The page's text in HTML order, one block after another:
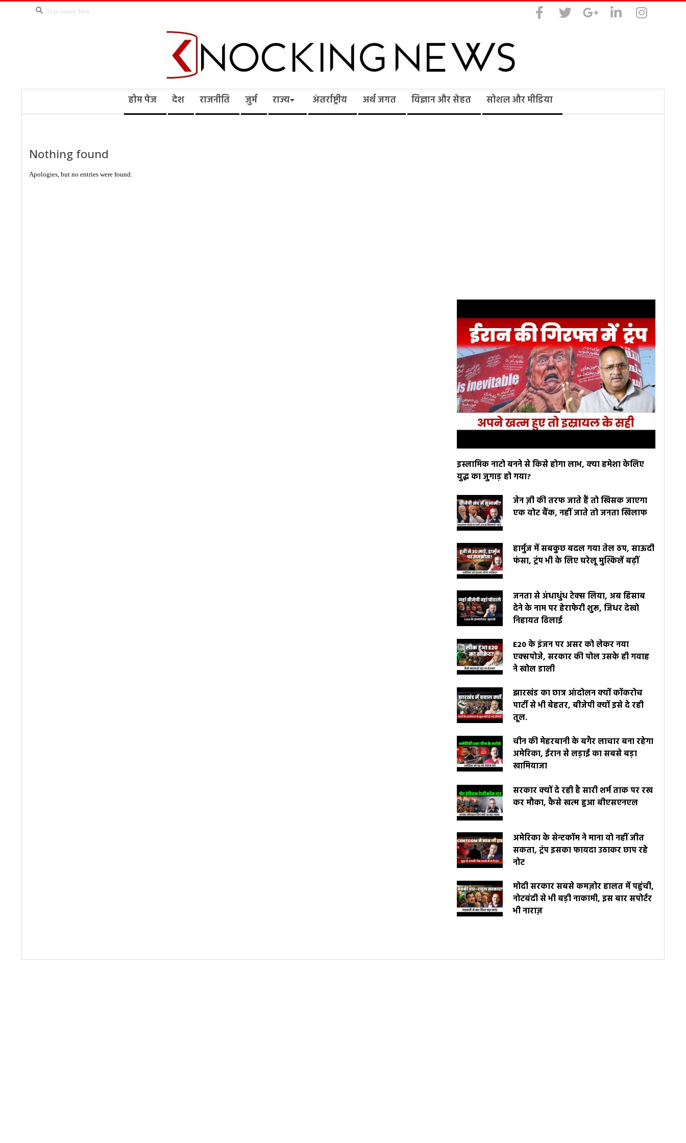
Search
Knocking
होम पेज देश राजनीति जुर्म राज्य अंतर्राष्ट्रीय अर्थ जगत विज्ञान और सेहत सोशल और मीडिया
Nothing found
Apologies, but no entries were found.
इस्लामिक नाटो बनने से किसे होगा लाभ, क्या हमेशा केलिए
युद्ध का जुगाड़ हो गया?
जेन ज़ी की तरफ जाते हैं तो खिसक जाएगा
एक वोट बैंक, नहीं जाते तो जनता खिलाफ
हार्मुज में सबकुछ बदल गया तेल ठप, साऊदी
फंसा, ट्रंप भी के लिए घरेलू मुश्किलें बढ़ीं
जनता से अंधाधुंध टेक्स लिया, अब हिसाब
देने के नाम पर हेराफेरी शुरू, जिधर देखो
निहायत ढिलाई
E20 के इंजन पर असर को लेकर नया
एक्सपोजे, सरकार की पोल उसके ही गवाह
ने खोल डाली
झारखंड का छात्र आंदोलन क्यों कॉकरोच
पार्टी से भी बेहतर, बीजेपी क्यों इसे दे रही
तूल.
चीन की मेहरबानी के बगैर लाचार बना रहेगा
अमेरिका, ईरान से लड़ाई का सबसे बड़ा
खामियाजा
सरकार क्यों दे रही है सारी शर्म ताक पर रख
कर मौका, कैसे खत्म हुआ बीएसएनएल
अमेरिका के सेन्टकॉम ने माना वो नहीं जीत
सकता, ट्रंप इसका फायदा उठाकर छाप रहे
नोट
मोदी सरकार सबसे कमज़ोर हालत में पहुंची,
नोटबंदी से भी बड़ी नाकामी, इस बार सपोर्टर
भी नाराज़